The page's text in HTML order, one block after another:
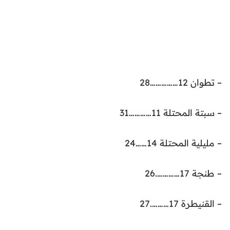
– تطوان 12……………28
– سبتة المحتلة 11…………31
– مليلية المحتلة 14……24
– طنجة 17………….26
– القنيطرة 17……….27